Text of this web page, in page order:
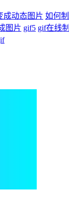
成动态图片 如何
图片 gif5 gif在线